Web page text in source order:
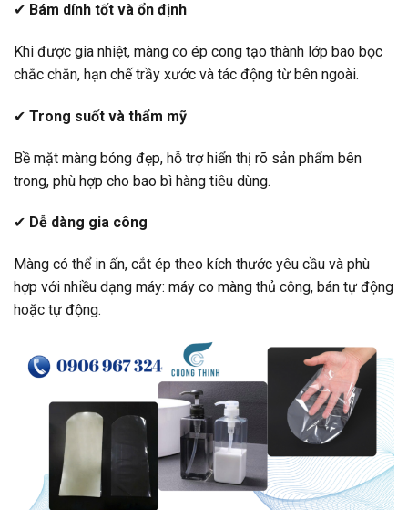
✔ Bám dính tốt và ổn định
Khi được gia nhiệt, màng co ép cong tạo thành lớp bao bọc
chắc chắn, hạn chế trầy xước và tác động từ bên ngoài.
✔ Trong suốt và thẩm mỹ
Bề mặt màng bóng đẹp, hỗ trợ hiển thị rõ sản phẩm bên
trong, phù hợp cho bao bì hàng tiêu dùng.
✔ Dễ dàng gia công
Màng có thể in ấn, cắt ép theo kích thước yêu cầu và phù
hợp với nhiều dạng máy: máy co màng thủ công, bán tự động
hoặc tự động.